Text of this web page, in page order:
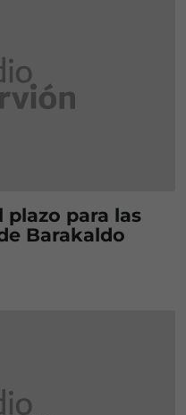
plazo para las
Barakaldo